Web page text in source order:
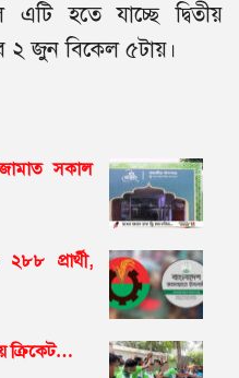
এটি হতে যাচ্ছে দ্বিতীয়
২ জুন বিকেল ৫টায়।
সকাল
প্রার্থী,
ক্রিকেট…